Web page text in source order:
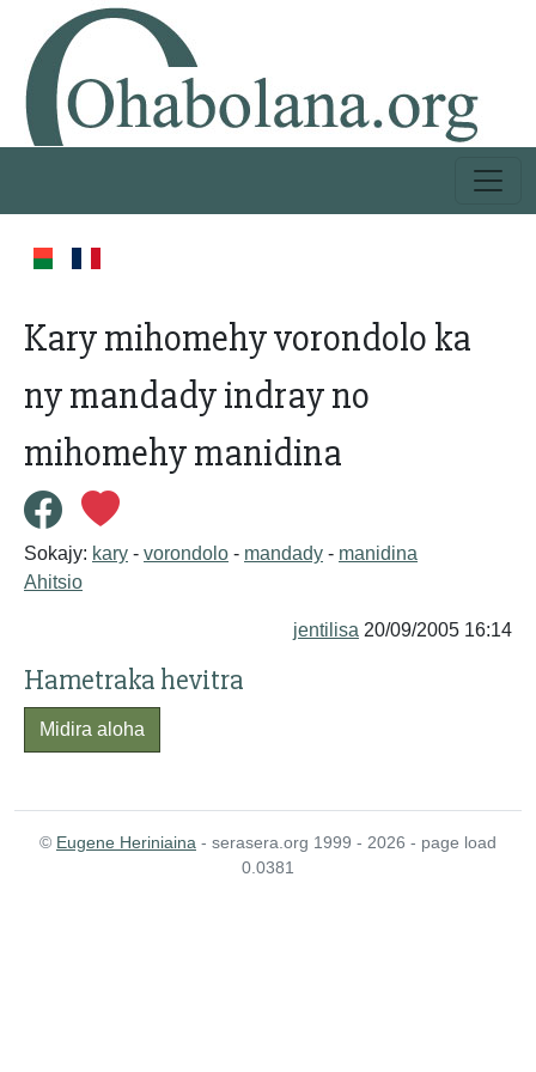
Kary mihomehy vorondolo ka
ny mandady indray no
mihomehy manidina
Sokajy: kary - vorondolo - mandady - manidina
Ahitsio
jentilisa 20/09/2005 16:14
Hametraka hevitra
Midira aloha
© Eugene Heriniaina - serasera.org 1999 - 2026 - page load
0.0381